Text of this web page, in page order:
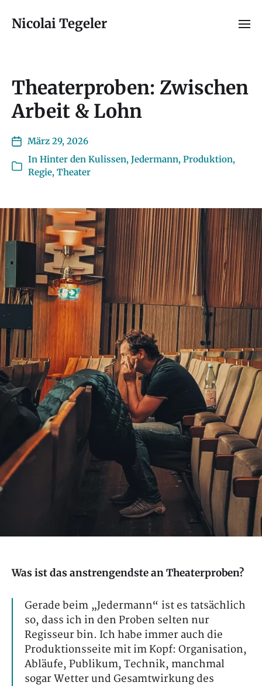
Nicolai Tegeler
Theaterproben: Zwischen
Arbeit & Lohn
März 29, 2026
In Hinter den Kulissen, Jedermann, Produktion,
Regie, Theater
Was ist das anstrengendste an Theaterproben?
Gerade beim „Jedermann“ ist es tatsächlich
so, dass ich in den Proben selten nur
Regisseur bin. Ich habe immer auch die
Produktionsseite mit im Kopf: Organisation,
Abläufe, Publikum, Technik, manchmal
sogar Wetter und Gesamtwirkung des